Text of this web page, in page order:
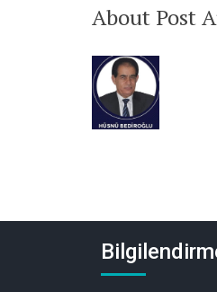
About Post